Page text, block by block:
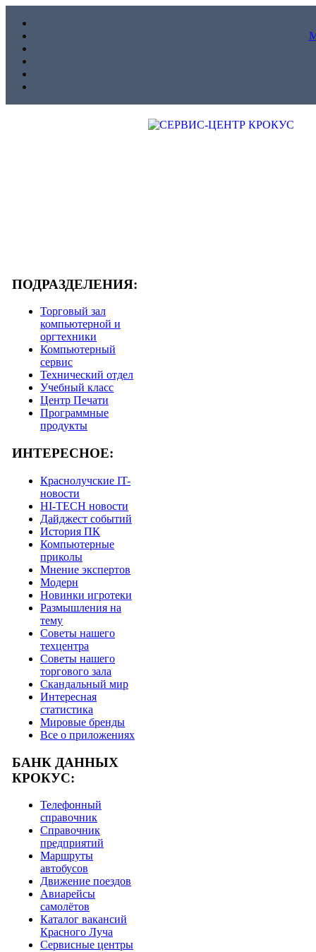
ПОДРАЗДЕЛЕНИЯ:
Торговый зал
компьютерной и
оргтехники
Компьютерный
сервис
Технический отдел
Учебный класс
Центр Печати
Программные
продукты
ИНТЕРЕСНОЕ:
Краснолучские IT-
новости
HI-TECH новости
Дайджест событий
История ПК
Компьютерные
приколы
Мнение экспертов
Модерн
Новинки игротеки
Размышления на
тему
Советы нашего
техцентра
Советы нашего
торгового зала
Скандальный мир
Интересная
статистика
Мировые бренды
Все о приложениях
БАНК ДАННЫХ
КРОКУС:
Телефонный
справочник
Справочник
предприятий
Маршруты
автобусов
Движение поездов
Авиарейсы
самолётов
Каталог вакансий
Красного Луча
Сервисные центры